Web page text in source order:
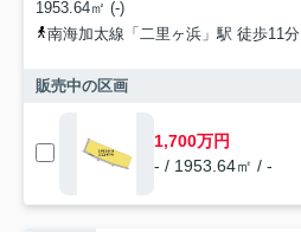
1953.64㎡ (-)
南海加太線「二里ヶ浜」駅 徒歩11分
販売中の区画
1,700万円
- / 1953.64㎡ / -